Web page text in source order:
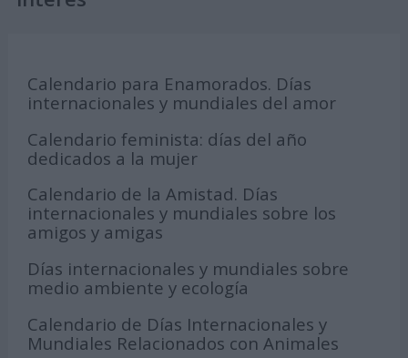
Calendario para Enamorados. Días
internacionales y mundiales del amor
Calendario feminista: días del año
dedicados a la mujer
Calendario de la Amistad. Días
internacionales y mundiales sobre los
amigos y amigas
Días internacionales y mundiales sobre
medio ambiente y ecología
Calendario de Días Internacionales y
Mundiales Relacionados con Animales